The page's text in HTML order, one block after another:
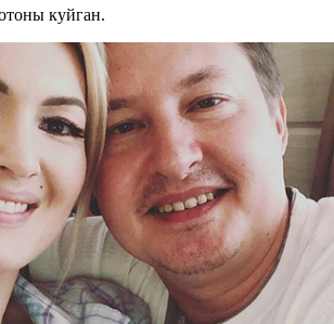
куйган.